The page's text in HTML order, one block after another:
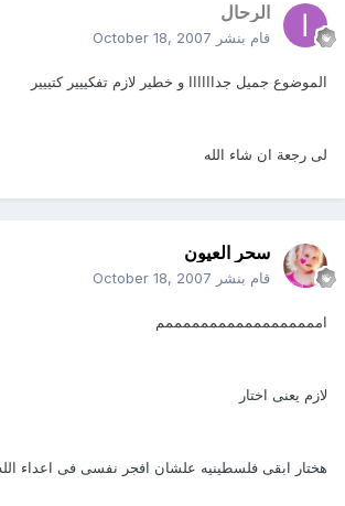
الرحال
قام بنشر October 18, 2007
الموضوع جميل جداااااا و خطير لازم تفكييير كتييير
لى رجعة ان شاء الله
سحر العيون
قام بنشر October 18, 2007
اممممممممممممممممممم
لازم يعنى اختار
هختار ابقى فلسطينيه علشان افجر نفسى فى اعداء الله